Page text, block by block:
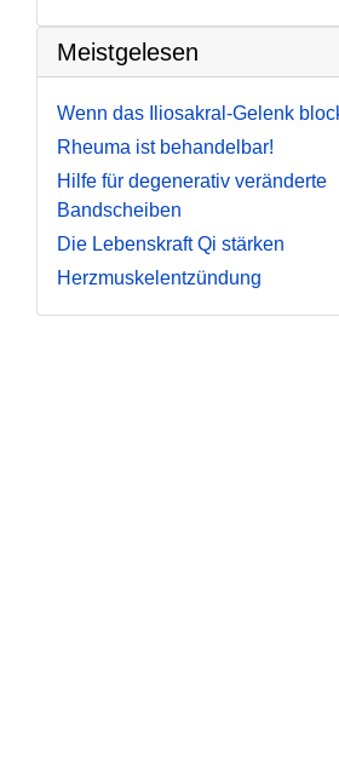
Meistgelesen
Wenn das Iliosakral-Gelenk
Rheuma ist behandelbar!
Hilfe für degenerativ veränderte
Bandscheiben
Die Lebenskraft Qi stärken
Herzmuskelentzündung